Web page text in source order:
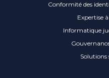
Conformité des
Expertise
Informatique
Solutions